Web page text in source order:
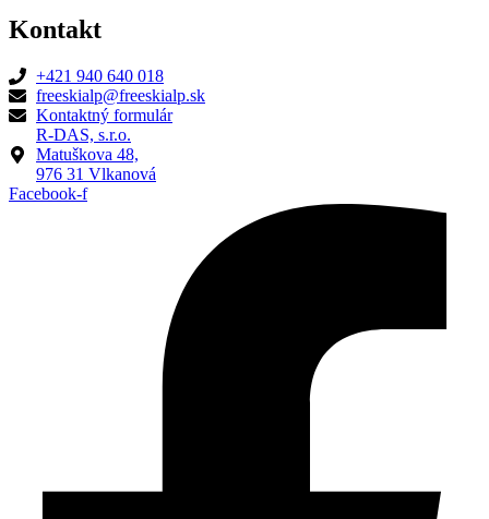
Kontakt
+421 940 640 018
freeskialp@freeskialp.sk
Kontaktný formulár
R-DAS, s.r.o.
Matuškova 48,
976 31 Vlkanová
Facebook-f